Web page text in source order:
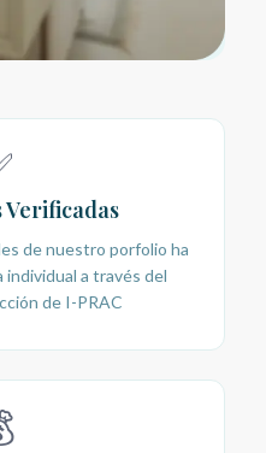
de nuestro porfolio ha
individual a través del
de I-PRAC